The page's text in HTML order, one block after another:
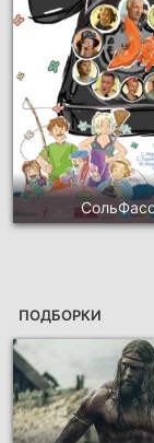
ПОДБОРКИ